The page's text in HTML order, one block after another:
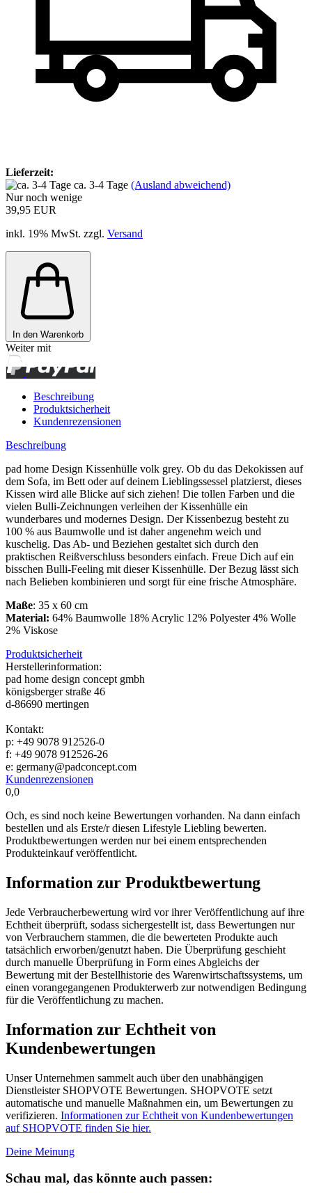
Lieferzeit:
ca. 3-4 Tage (Ausland abweichend)
Nur noch wenige
39,95 EUR
inkl. 19% MwSt. zzgl. Versand
In den Warenkorb
Weiter mit
Beschreibung
Produktsicherheit
Kundenrezensionen
Beschreibung
pad home Design Kissenhülle volk grey. Ob du das Dekokissen auf
dem Sofa, im Bett oder auf deinem Lieblingssessel platzierst, dieses
Kissen wird alle Blicke auf sich ziehen! Die tollen Farben und die
vielen Bulli-Zeichnungen verleihen der Kissenhülle ein
wunderbares und modernes Design. Der Kissenbezug besteht zu
100 % aus Baumwolle und ist daher angenehm weich und
kuschelig. Das Ab- und Beziehen gestaltet sich durch den
praktischen Reißverschluss besonders einfach. Freue Dich auf ein
bisschen Bulli-Feeling mit dieser Kissenhülle. Der Bezug lässt sich
nach Belieben kombinieren und sorgt für eine frische Atmosphäre.
Maße: 35 x 60 cm
Material: 64% Baumwolle 18% Acrylic 12% Polyester 4% Wolle
2% Viskose
Produktsicherheit
Herstellerinformation:
pad home design concept gmbh
königsberger straße 46
d-86690 mertingen
Kontakt:
p: +49 9078 912526-0
f: +49 9078 912526-26
e: germany@padconcept.com
Kundenrezensionen
0,0
Och, es sind noch keine Bewertungen vorhanden. Na dann einfach
bestellen und als Erste/r diesen Lifestyle Liebling bewerten.
Produktbewertungen werden nur bei einem entsprechenden
Produkteinkauf veröffentlicht.
Information zur Produktbewertung
Jede Verbraucherbewertung wird vor ihrer Veröffentlichung auf ihre
Echtheit überprüft, sodass sichergestellt ist, dass Bewertungen nur
von Verbrauchern stammen, die die bewerteten Produkte auch
tatsächlich erworben/genutzt haben. Die Überprüfung geschieht
durch manuelle Überprüfung in Form eines Abgleichs der
Bewertung mit der Bestellhistorie des Warenwirtschaftssystems, um
einen vorangegangenen Produkterwerb zur notwendigen Bedingung
für die Veröffentlichung zu machen.
Information zur Echtheit von
Kundenbewertungen
Unser Unternehmen sammelt auch über den unabhängigen
Dienstleister SHOPVOTE Bewertungen. SHOPVOTE setzt
automatische und manuelle Maßnahmen ein, um Bewertungen zu
verifizieren. Informationen zur Echtheit von Kundenbewertungen
auf SHOPVOTE finden Sie hier.
Deine Meinung
Schau mal, das könnte auch passen: